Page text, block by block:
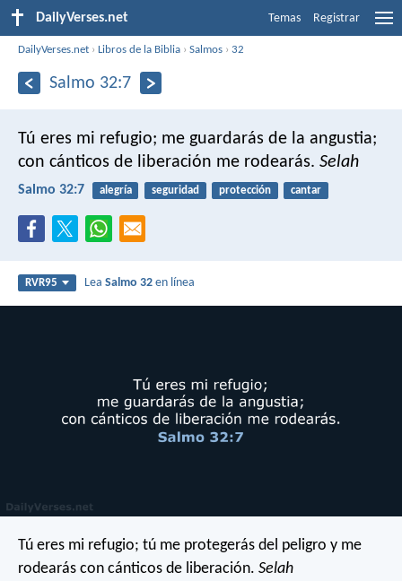
DailyVerses.net Temas Registrar
DailyVerses.net ›Libros de la Biblia ›Salmos ›32
Salmo 32:7
Tú eres mi refugio; me guardarás de la angustia;
con cánticos de liberación me rodearás. Selah
Salmo 32:7 alegría seguridad protección cantar
RVR95 LeaSalmo 32 en línea
Tú eres mi refugio; tú me protegerás del peligro y me
rodearás con cánticos de liberación. Selah